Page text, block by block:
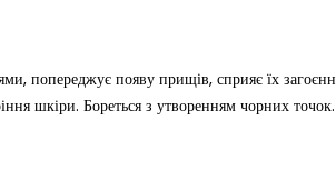
попереджує появу прищів, сприяє їх
шкіри. Бореться з утворенням чорних точок.